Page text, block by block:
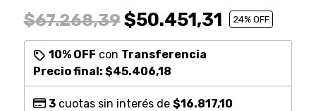
$67.268,39$50.451,31 24% OFF
10% OFF con Transferencia
Precio final: $45.406,18
3cuotas sin interés de $16.817,10